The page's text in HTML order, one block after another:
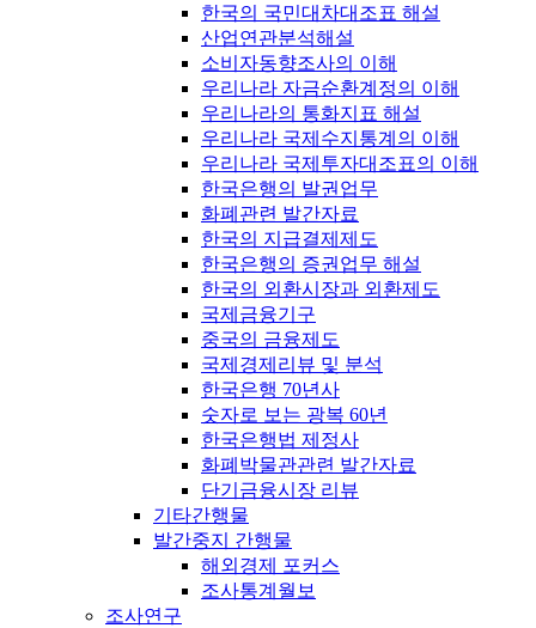
한국의 국민대차대조표 해설
산업연관분석해설
소비자동향조사의 이해
우리나라 자금순환계정의 이해
우리나라의 통화지표 해설
우리나라 국제수지통계의 이해
우리나라 국제투자대조표의 이해
한국은행의 발권업무
화폐관련 발간자료
한국의 지급결제제도
한국은행의 증권업무 해설
한국의 외환시장과 외환제도
국제금융기구
중국의 금융제도
국제경제리뷰 및 분석
한국은행 70년사
숫자로 보는 광복 60년
한국은행법 제정사
화폐박물관관련 발간자료
단기금융시장 리뷰
기타간행물
발간중지 간행물
해외경제 포커스
조사통계월보
조사연구